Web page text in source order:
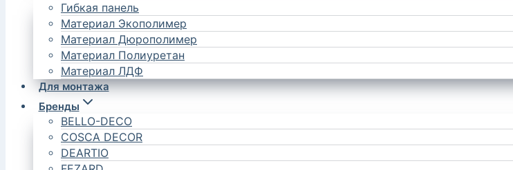
Гибкая панель
Материал Экополимер
Материал Дюрополимер
Материал Полиуретан
Материал ЛДФ
Для монтажа
Бренды
BELLO-DECO
COSCA DECOR
DEARTIO